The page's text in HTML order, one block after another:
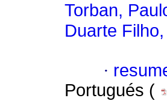
Torban,
Duarte
·
Portugués (